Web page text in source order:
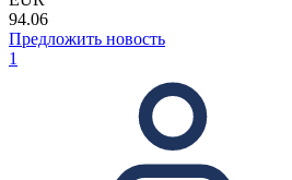
94.06
Предложить новость
1